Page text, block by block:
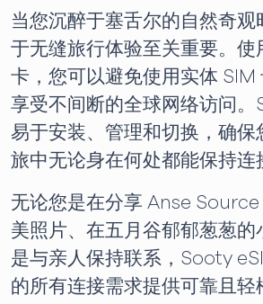
当您沉醉于塞舌尔的自然奇观
于无缝旅行体验至关重要。使
卡，您可以避免使用实体 SIM
享受不间断的全球网络访问。
易于安装、管理和切换，确保
旅中无论身在何处都能保持连
无论您是在分享 Anse Source
美照片、在五月谷郁郁葱葱的
是与亲人保持联系，Sooty
的所有连接需求提供可靠且轻